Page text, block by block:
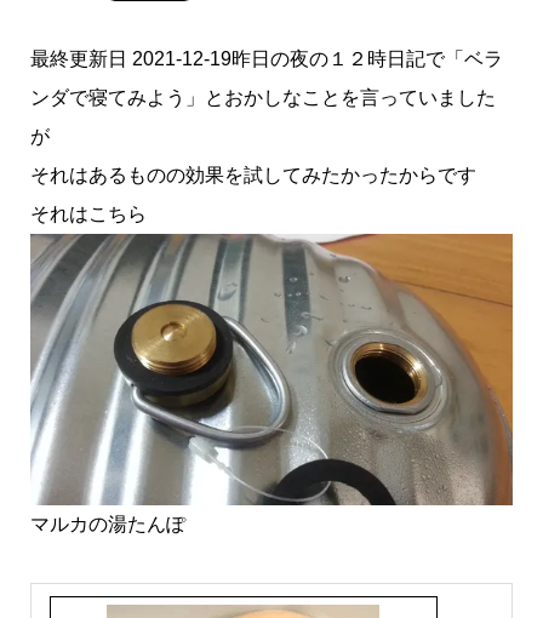
最終更新日 2021-12-19昨日の夜の１２時日記で「ベラ
ンダで寝てみよう」とおかしなことを言っていました
が
それはあるものの効果を試してみたかったからです
それはこちら
マルカの湯たんぽ